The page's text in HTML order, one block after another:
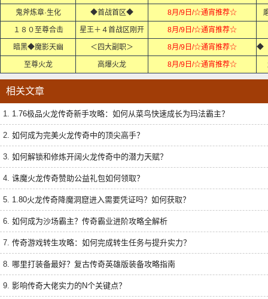
鬼斧炼章·生化 ◆首战首区◆ 8月/9日/☆通宵推荐☆
１８０至尊合击 星王＋４首战区刚开 8月/9日/☆通宵推荐☆
暗黑◆魔影天幽 ＜四大副职＞ 8月/9日/☆通宵推荐☆
至尊火龙 高爆火龙 8月/9日/☆通宵推荐☆
相关文章
1. 1.76极品火龙传奇新手攻略：如何从菜鸟快速成长为玛法霸主？
2. 如何成为完美火龙传奇中的顶尖高手？
3. 如何解锁和修炼开阔火龙传奇中的潜力天赋？
4. 诛魔火龙传奇赞助公益礼包如何领取？
5. 1.80火龙传奇降魔洞窟进入需要凭证吗？如何获取？
6. 如何成为沙场霸主？传奇霸业进阶攻略全解析
7. 传奇游戏转生攻略：如何完成转生任务与提升实力？
8. 哪里打装备最好？复古传奇英雄版装备攻略指南
9. 影响传奇大佬实力的N个关键点？